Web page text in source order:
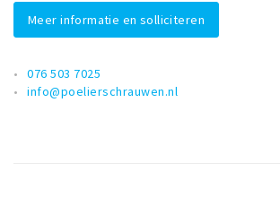
Meer informatie en solliciteren
076 503 7025
info@poelierschrauwen.nl